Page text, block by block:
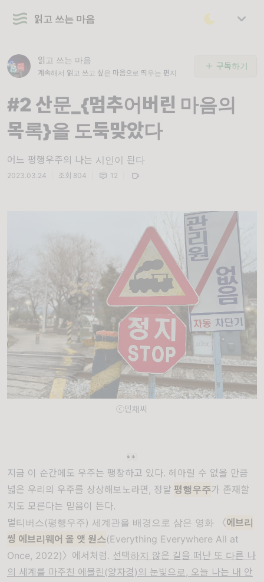
읽고 쓰는 마음
읽고 쓰는 마음
계속해서 읽고 쓰고 싶은 마음으로 띄우는 편지
구독하기
#2 산문_{멈추어버린 마음의
목록}을 도둑맞았다
어느 평행우주의 나는 시인이 된다
2023.03.24 조회 804 12
ⓒ민채씨
👀
지금 이 순간에도 우주는 팽창하고 있다. 헤아릴 수 없을 만큼
넓은 우리의 우주를 상상해보노라면, 정말 평행우주가 존재할
지도 모른다는 믿음이 든다.
멀티버스(평행우주) 세계관을 배경으로 삼은 영화 〈에브리
씽 에브리웨어 올 앳 원스(Everything Everywhere All at
Once, 2022)〉 에서처럼. 선택하지 않은 길을 떠난 또 다른 나
의 세계를 마주친 에블린 (양자경)의 눈빛으로 , 오늘 나는 내 안